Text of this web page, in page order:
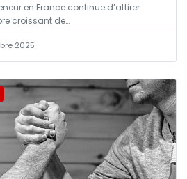
en France continue d’attirer
croissant de…
2025